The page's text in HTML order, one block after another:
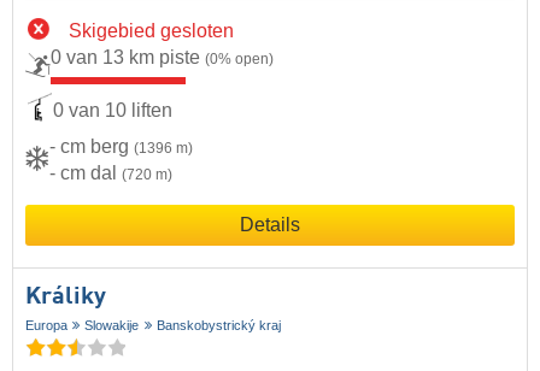
Skigebied gesloten
0 van 13 km piste (0% open)
0 van 10 liften
- cm berg (1396 m)
- cm dal (720 m)
Details
Králiky
Europa Slowakije Banskobystrický kraj